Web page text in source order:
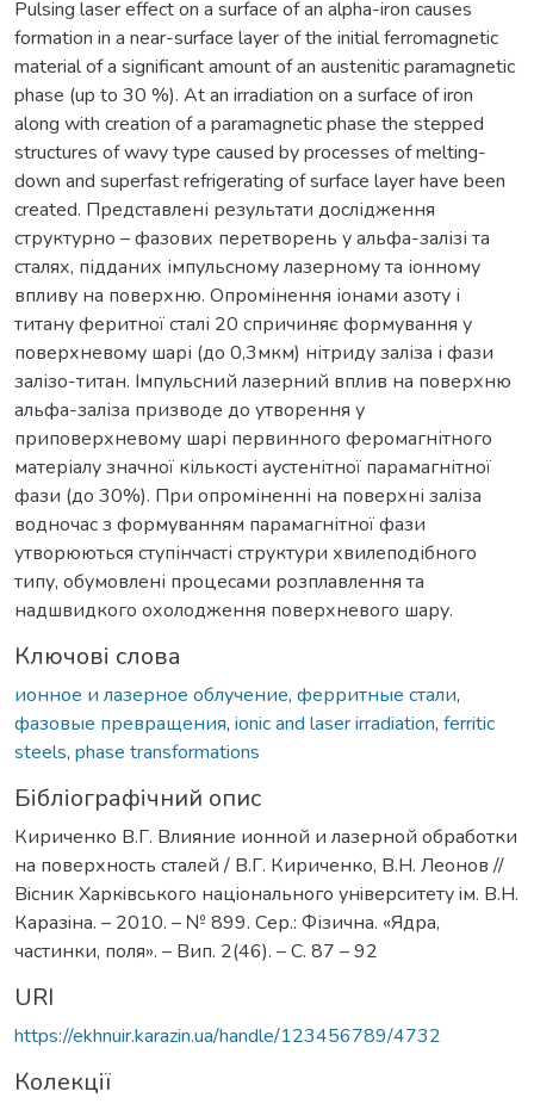
Pulsing laser effect on a surface of an alpha-iron causes
formation in a near-surface layer of the initial ferromagnetic
material of a significant amount of an austenitic paramagnetic
phase (up to 30 %). At an irradiation on a surface of iron
along with creation of a paramagnetic phase the stepped
structures of wavy type caused by processes of melting-
down and superfast refrigerating of surface layer have been
created. Представлені результати дослідження
структурно – фазових перетворень у альфа-залізі та
сталях, підданих імпульсному лазерному та іонному
впливу на поверхню. Опромінення іонами азоту і
титану феритної сталі 20 спричиняє формування у
поверхневому шарі (до 0,3мкм) нітриду заліза і фази
залізо-титан. Імпульсний лазерний вплив на поверхню
альфа-заліза призводе до утворення у
приповерхневому шарі первинного феромагнітного
матеріалу значної кількості аустенітної парамагнітної
фази (до 30%). При опроміненні на поверхні заліза
водночас з формуванням парамагнітної фази
утворюються ступінчасті структури хвилеподібного
типу, обумовлені процесами розплавлення та
надшвидкого охолодження поверхневого шару.
Ключові слова
ионное и лазерное облучение, ферритные стали,
фазовые превращения, ionic and laser irradiation, ferritic
steels, phase transformations
Бібліографічний опис
Кириченко В.Г. Влияние ионной и лазерной обработки
на поверхность сталей / В.Г. Кириченко, В.Н. Леонов //
Вiсник Харкiвського нацiонального унiверситету iм. В.Н.
Каразiна. – 2010. – № 899. Сер.: Фізична. «Ядра,
частинки, поля». – Вип. 2(46). – С. 87 – 92
URI
https://ekhnuir.karazin.ua/handle/123456789/4732
Колекції